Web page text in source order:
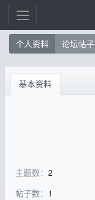
个人资料 论坛帖子
基本资料
主题数： 2
帖子数： 1